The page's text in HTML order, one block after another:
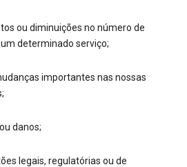
ou diminuições no número de
determinado serviço;
importantes nas nossas
danos;
legais, regulatórias ou de